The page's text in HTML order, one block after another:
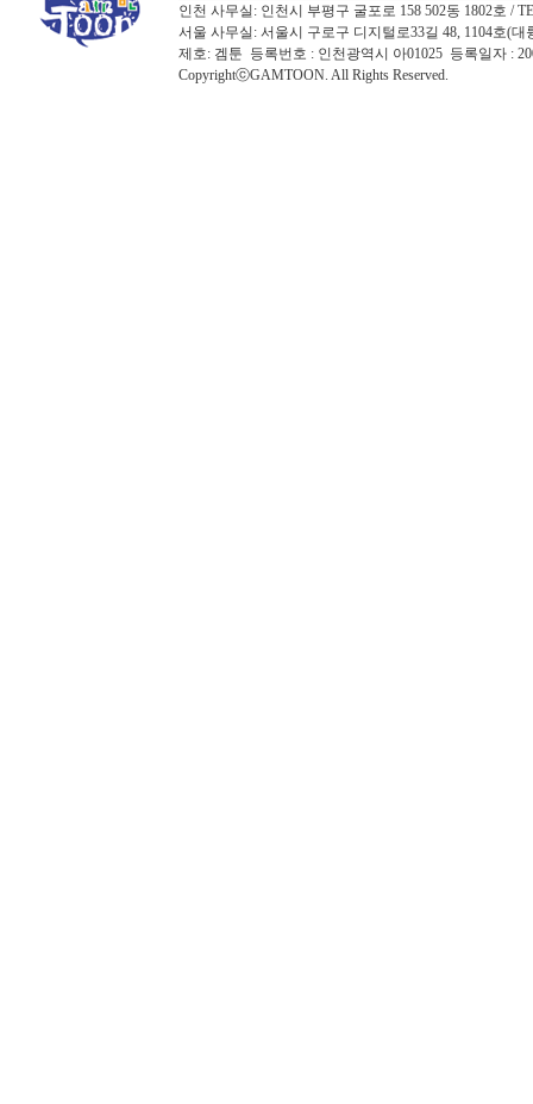
인천 사무실: 인천시 부평구 굴포로 158 502동 1802호 /
서울 사무실: 서울시 구로구 디지털로33길 48, 1104호(대
제호: 겜툰 등록번호 : 인천광역시 아01025 등록일자 :
CopyrightⓒGAMTOON. All Rights Reserved.